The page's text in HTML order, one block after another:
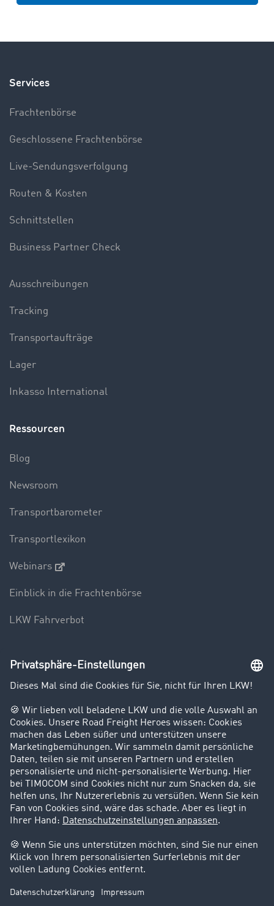
Services
Frachtenbörse
Geschlossene Frachtenbörse
Live-Sendungsverfolgung
Routen & Kosten
Schnittstellen
Business Partner Check
Ausschreibungen
Tracking
Transportaufträge
Lager
Inkasso International
Ressourcen
Blog
Newsroom
Transportbarometer
Transportlexikon
Webinars
Einblick in die Frachtenbörse
LKW Fahrverbot
Unternehmen
Kunden werben Kunden
Success Stories
Karriere
Support
Kontakt
Rechtliches
Impressum
AGB